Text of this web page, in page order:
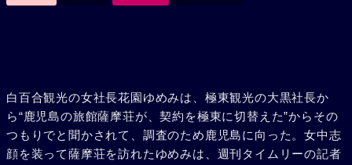
白百合観光の女社長花園ゆめみは、極東観光の大黒社長か
ら“鹿児島の旅館薩摩荘が、契約を極東に切替えた”からその
つもりでと聞かされて、調査のため鹿児島に向った。女中志
顔を装って薩摩荘を訪れたゆめみは、週刊タイムリーの記者